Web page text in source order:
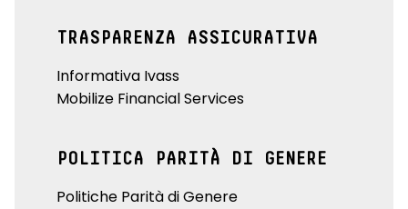
TRASPARENZA ASSICURATIVA
Informativa Ivass
Mobilize Financial Services
POLITICA PARITÀ DI GENERE
Politiche Parità di Genere